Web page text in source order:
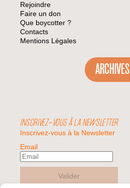
Rejoindre
Faire un don
Que boycotter ?
Contacts
Mentions Légales
ARCHIVES
INSCRIVEZ-VOUS À LA NEWSLETTER
Inscrivez-vous à la Newsletter
Email
Valider